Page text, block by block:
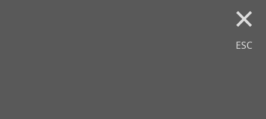
×
ESC